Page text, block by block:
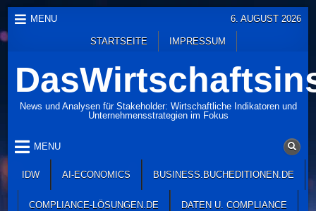
Skip
to
content
MENU
STARTSEITE IMPRESSUM
6. AUGUST 2026
News und Analysen für Stakeholder: Wirtschaftliche Indikatoren und
Unternehmensstrategien im Fokus
MENU
IDW AI-ECONOMICS BUSINESS.BUCHEDITIONEN.DE
COMPLIANCE-LÖSUNGEN.DE DATEN U. COMPLIANCE